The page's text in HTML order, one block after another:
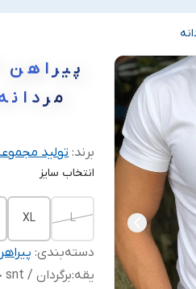
برند: تولید
انتخاب سایز
L
XL
دسته‌بندی:
یقه:برگردان / snt خوش‌دوخت و با کیفیت